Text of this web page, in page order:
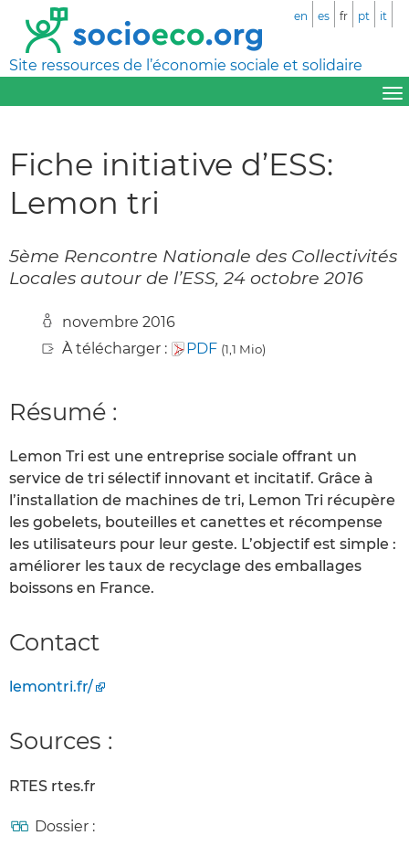
Site ressources de l’économie sociale et solidaire
en es fr pt it
Fiche initiative d’ESS:
Lemon tri
5ème Rencontre Nationale des Collectivités
Locales autour de l’ESS, 24 octobre 2016
novembre 2016
À télécharger :
PDF (1,1 Mio)
Résumé :
Lemon Tri est une entreprise sociale offrant un
service de tri sélectif innovant et incitatif. Grâce à
l’installation de machines de tri, Lemon Tri récupère
les gobelets, bouteilles et canettes et récompense
les utilisateurs pour leur geste. L’objectif est simple :
améliorer les taux de recyclage des emballages
boissons en France.
Contact
lemontri.fr/
Sources :
RTES rtes.fr
Dossier :